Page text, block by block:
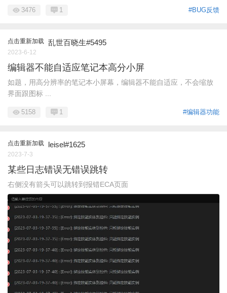
#BUG反馈
3476 1
点击重新加载 乱世百晓生#5495
2023-6-12
编辑器不能自适应笔记本高分小屏
如题，用高分辨率的笔记本小屏幕，编辑器不能自适应，不会缩放
界面跟图标 ...
#编辑器功能
5158 1
点击重新加载 leisel#1625
2023-7-3
某些日志错误无错误跳转
右侧没有箭头可以跳转到报错ECA页面